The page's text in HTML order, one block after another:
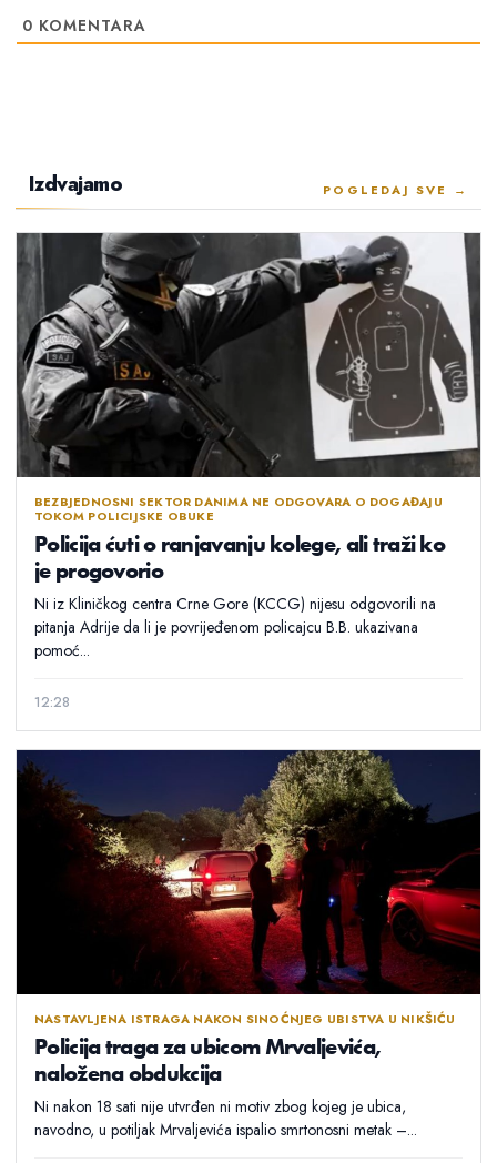
0 KOMENTARA
Izdvajamo POGLEDAJ SVE →
BEZBJEDNOSNI SEKTOR DANIMA NE ODGOVARA O DOGAĐAJU
TOKOM POLICIJSKE OBUKE
Policija ćuti o ranjavanju kolege, ali traži ko
je progovorio
Ni iz Kliničkog centra Crne Gore (KCCG) nijesu odgovorili na
pitanja Adrije da li je povrijeđenom policajcu B.B. ukazivana
pomoć...
12:28
NASTAVLJENA ISTRAGA NAKON SINOĆNJEG UBISTVA U NIKŠIĆU
Policija traga za ubicom Mrvaljevića,
naložena obdukcija
Ni nakon 18 sati nije utvrđen ni motiv zbog kojeg je ubica,
navodno, u potiljak Mrvaljevića ispalio smrtonosni metak –...